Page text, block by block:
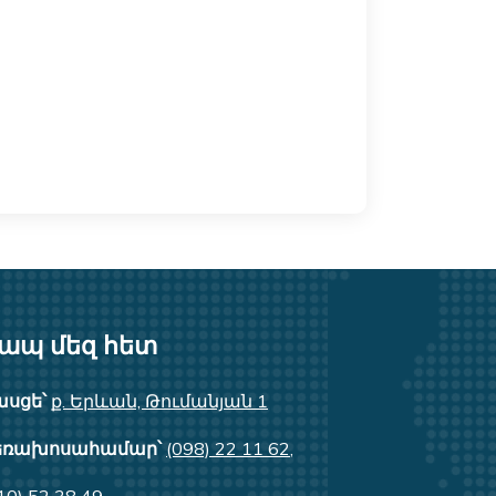
մեզ հետ
ք. Երևան, Թումանյան 1
(098) 22 11 62,